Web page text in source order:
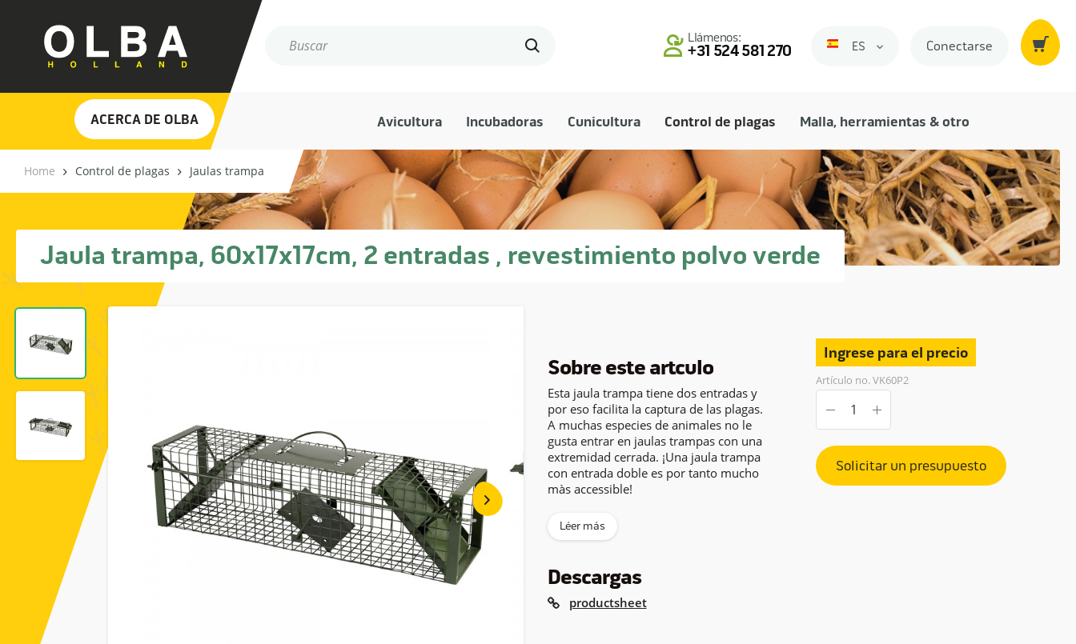
Llámenos:
+31 524 581 270 Spanje
ES Conectarse
ACERCA DE OLBA Avicultura Incubadoras Cunicultura Control de plagas Malla, herramientas & otro
Home Control de plagas Jaulas trampa
Jaula trampa, 60x17x17cm, 2 entradas , revestimiento polvo verde
Sobre este artículo
Esta jaula trampa tiene dos entradas y
por eso facilita la captura de las plagas.
A muchas especies de animales no le
gusta entrar en jaulas trampas con una
extremidad cerrada. ¡Una jaula trampa
con entrada doble es por tanto mucho
màs accessible!
Léer más
Descargas
productsheet
Ingrese para el precio
Artículo no. VK60P2
Solicitar un presupuesto